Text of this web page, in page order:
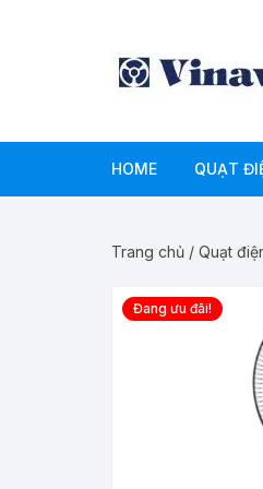
HOME QUẠT
QUẠT
QUẠT
QUẠT
Trang chủ / Quạt
Đang ưu đãi!